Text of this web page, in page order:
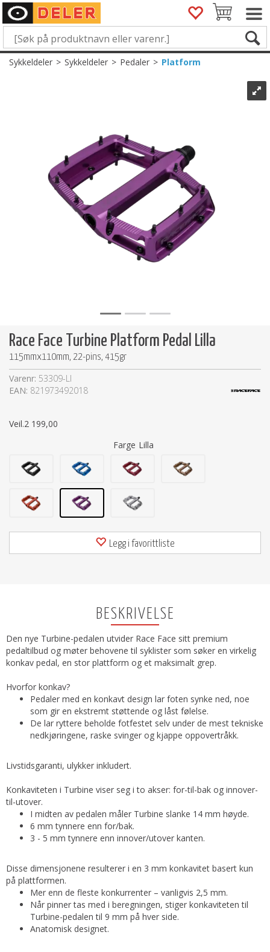
Sykkeldeler>Sykkeldeler>Pedaler>Platform
Race Face Turbine Platform Pedal Lilla
115mmx110mm, 22-pins, 415gr
Varenr: 53309-LI
EAN: 821973492018
Veil.2 199,00
Farge Lilla
Legg i favorittliste
BESKRIVELSE
Den nye Turbine-pedalen utvider Race Face sitt premium
pedaltilbud og møter behovene til syklister som søker en virkelig
konkav pedal, en stor plattform og et maksimalt grep.
Hvorfor konkav?
Pedaler med en konkavt design lar foten synke ned, noe
som gir en ekstremt støttende og låst følelse.
De lar ryttere beholde fotfestet selv under de mest tekniske
nedkjøringene, raske svinger og kjappe oppovertråkk.
Livstidsgaranti, ulykker inkludert.
Konkaviteten i Turbine viser seg i to akser: for-til-bak og innover-
til-utover.
I midten av pedalen måler Turbine slanke 14 mm høyde.
6 mm tynnere enn for/bak.
3 - 5 mm tynnere enn innover/utover kanten.
Disse dimensjonene resulterer i en 3 mm konkavitet basert kun
på plattformen.
Mer enn de fleste konkurrenter – vanligvis 2,5 mm.
Når pinner tas med i beregningen, stiger konkaviteten til
Turbine-pedalen til 9 mm på hver side.
Anatomisk designet.